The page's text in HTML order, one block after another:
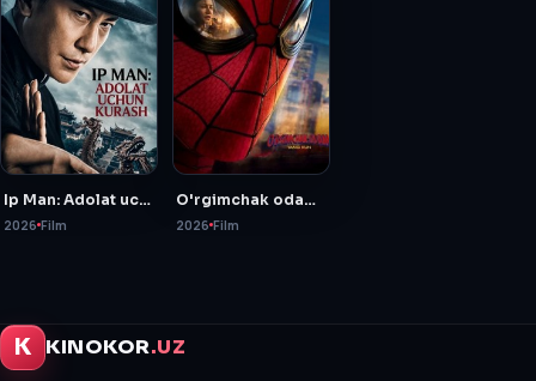
Ip Man: Adolat uchun kurash
2026 Film
O'rgimchak odam: Yangi kun
2026 Film
K KINOKOR.UZ